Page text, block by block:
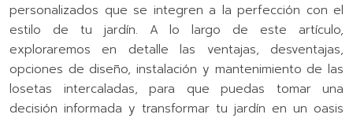
personalizados que se integren a la perfección con el
estilo de tu jardín. A lo largo de este artículo,
exploraremos en detalle las ventajas, desventajas,
opciones de diseño, instalación y mantenimiento de las
losetas intercaladas, para que puedas tomar una
decisión informada y transformar tu jardín en un oasis